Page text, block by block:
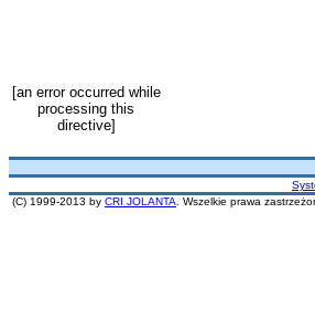
[an error occurred while
processing this
directive]
(C) 1999-2013 by CRI JOLANTA . Wszelkie prawa